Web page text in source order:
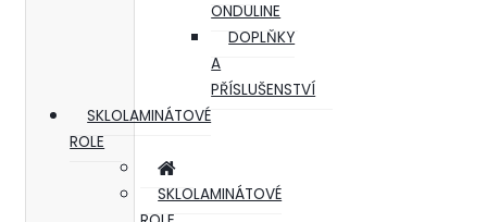
ONDULINE
DOPLŇKY
A
PŘÍSLUŠENSTVÍ
SKLOLAMINÁTOVÉ
ROLE
SKLOLAMINÁTOVÉ